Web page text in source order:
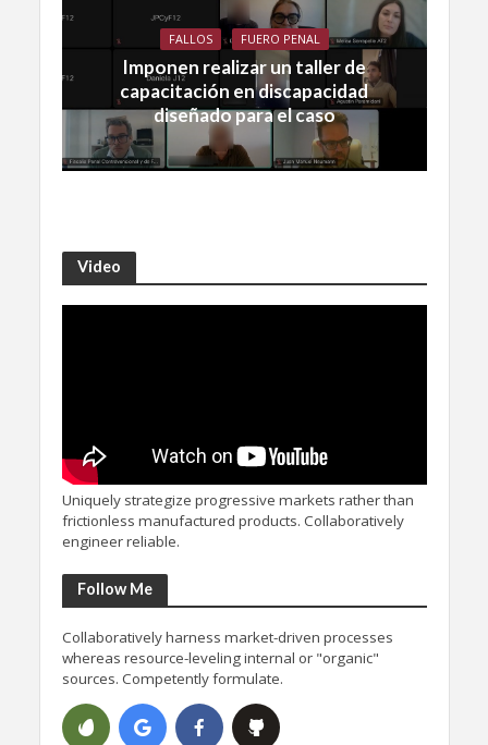
FALLOS FUERO PENAL
Imponen realizar un taller de
capacitación en discapacidad
diseñado para el caso
Video
Uniquely strategize progressive markets rather than
frictionless manufactured products. Collaboratively
engineer reliable.
Follow Me
Collaboratively harness market-driven processes
whereas resource-leveling internal or "organic"
sources. Competently formulate.